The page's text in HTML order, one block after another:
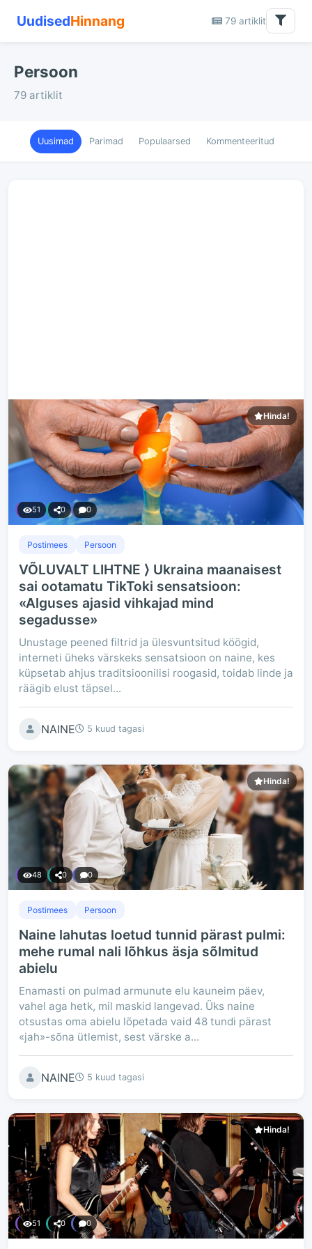
UudisedHinnang 79 artiklit
Persoon
79 artiklit
Uusimad Parimad Populaarsed Kommenteeritud
Hinda!
51 0 0
Postimees Persoon
VÕLUVALT LIHTNE ⟩ Ukraina maanaisest
sai ootamatu TikToki sensatsioon:
«Alguses ajasid vihkajad mind
segadusse»
Unustage peened filtrid ja ülesvuntsitud köögid,
interneti üheks värskeks sensatsioon on naine, kes
küpsetab ahjus traditsioonilisi roogasid, toidab linde ja
räägib elust täpsel...
NAINE 5 kuud tagasi
Hinda!
48 0 0
Postimees Persoon
Naine lahutas loetud tunnid pärast pulmi:
mehe rumal nali lõhkus äsja sõlmitud
abielu
Enamasti on pulmad armunute elu kauneim päev,
vahel aga hetk, mil maskid langevad. Üks naine
otsustas oma abielu lõpetada vaid 48 tundi pärast
«jah»-sõna ütlemist, sest värske a...
NAINE 5 kuud tagasi
Hinda!
51 0 0